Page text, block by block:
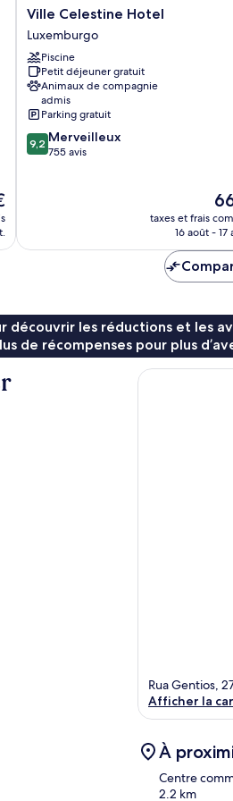
Ville
Celestine
Hotel
Luxemburgo
Ville Celestine Hotel
Luxemburgo
Piscine
Petit déjeuner gratuit
Animaux de compagnie
admis
Parking gratuit
9.2
sur
9,2 Merveilleux
755 avis
Le
de
66 €
taxes et frais
16 août - 17
découvrir les réductions et les
de récompenses pour plus
Rua Gentios,
Afficher la
À
Centre
2.2 km